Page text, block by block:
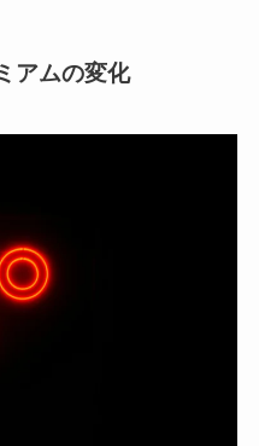
アムの変化